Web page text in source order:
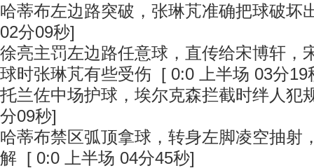
哈蒂布左边路突破，张琳芃准确把球破坏
02分09秒]
徐亮主罚左边路任意球，直传给宋博轩，
球时张琳芃有些受伤 [ 0:0 上半场 03分19
托兰佐中场护球，埃尔克森拦截时绊人犯
分09秒]
哈蒂布禁区弧顶拿球，转身左脚凌空抽射
解 [ 0:0 上半场 04分45秒]